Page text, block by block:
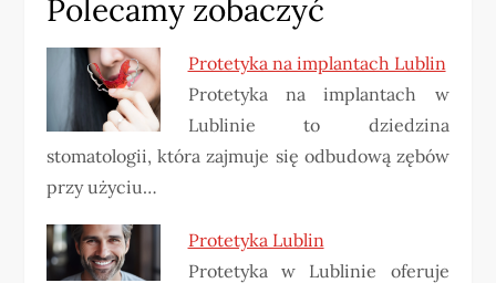
Polecamy zobaczyć
Protetyka na implantach Lublin
Protetyka na implantach w
Lublinie to dziedzina
stomatologii, która zajmuje się odbudową zębów
przy użyciu…
Protetyka Lublin
Protetyka w Lublinie oferuje